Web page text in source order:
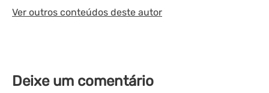
Ver outros conteúdos deste autor
Deixe um comentário